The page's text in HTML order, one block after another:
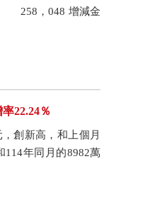
，048 增減金
22.24％
創新高，和上個月
114年同月的8982萬